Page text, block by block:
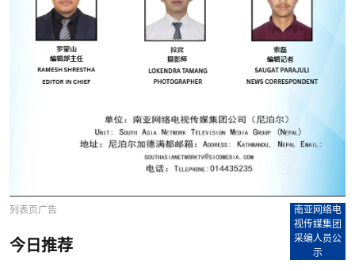
列表页广告
南亚网络电
视传媒集团
采编人员公
示
今日推荐